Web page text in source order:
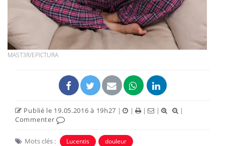
MAST3R/EPICTURA
Publié le 19.05.2016 à 19h27 | | | |
|
Commenter
Mots clés : Lucentis douleur